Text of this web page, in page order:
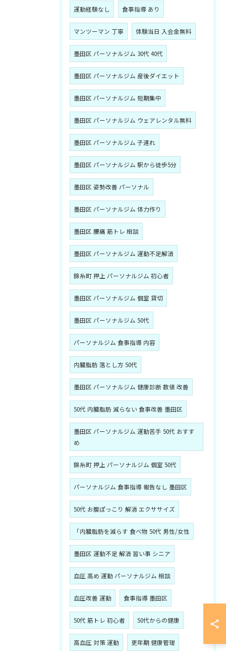
運動経験なし 食事指導 あり
マンツーマン 丁寧 体験当日 入会金無料
墨田区 パーソナルジム 30代 40代
墨田区 パーソナルジム 産後ダイエット
墨田区 パーソナルジム 短期集中
墨田区 パーソナルジム ウェアレンタル無料
墨田区 パーソナルジム 子連れ
墨田区 パーソナルジム 駅から徒歩5分
墨田区 姿勢改善 パーソナル
墨田区 パーソナルジム 体力作り
墨田区 腰痛 筋トレ 相談
墨田区 パーソナルジム 運動不足解消
錦糸町 押上 パーソナルジム 初心者
墨田区 パーソナルジム 個室 貸切
墨田区 パーソナルジム 50代
パーソナルジム 食事指導 内容
内臓脂肪 落とし方 50代
墨田区 パーソナルジム 健康診断 数値 改善
50代 内臓脂肪 減らない 食事改善 墨田区
墨田区 パーソナルジム 運動苦手 50代 おすす
め
錦糸町 押上 パーソナルジム 個室 50代
パーソナルジム 食事指導 報告なし 墨田区
50代 お腹ぽっこり 解消 エクササイズ
「内臓脂肪を減らす 食べ物 50代 男性/女性
墨田区 運動不足 解消 習い事 シニア
血圧 高め 運動 パーソナルジム 相談
血圧改善 運動 食事指導 墨田区
50代 筋トレ 初心者 50代からの健康
高血圧 対策 運動 更年期 健康管理